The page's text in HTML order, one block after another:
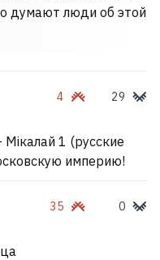
думают люди об этой
4 29
1 (русские
империю!
35 0